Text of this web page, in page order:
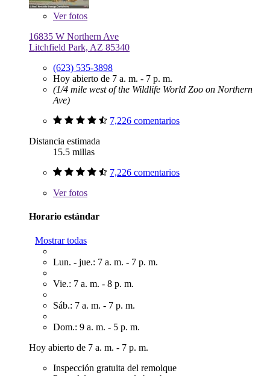
Verfotos
16835 W Northern Ave
Litchfield Park, AZ 85340
(623) 535-3898
Hoy abierto de 7 a. m. - 7 p. m.
(1/4 mile west of the Wildlife World Zoo on Northern
Ave)
7,226 comentarios
Distancia estimada
15.5 millas
7,226 comentarios
Verfotos
Horario estándar
Mostrar todas
Lun. - jue.: 7 a. m. - 7 p. m.
Vie.: 7 a. m. - 8 p. m.
Sáb.: 7 a. m. - 7 p. m.
Dom.: 9 a. m. - 5 p. m.
Hoy abierto de 7 a. m. - 7 p. m.
Inspección gratuita del remolque